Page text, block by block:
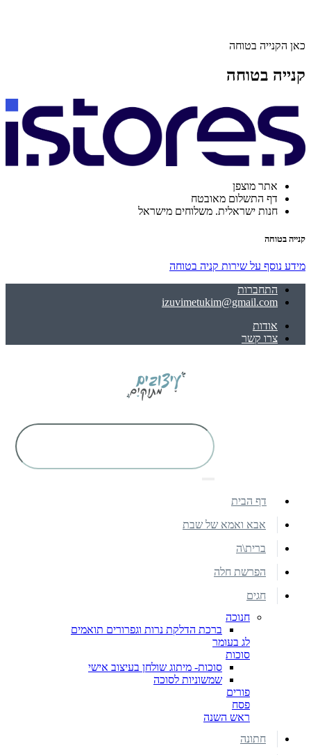
כאן הקנייה בטוחה
קנייה בטוחה
אתר מוצפן
דף התשלום מאובטח
חנות ישראלית. משלוחים מישראל
קנייה בטוחה
מידע נוסף על שירות קניה בטוחה
התחברות
izuvimetukim@gmail.com
אודות
צרו קשר
דף הבית
אבא ואמא של שבת
ברית\ה
הפרשת חלה
חגים
חנוכה
ברכת הדלקת נרות וגפרורים תואמים
לג בעומר
סוכות
סוכות- מיתוג שולחן בעיצוב אישי
שמשוניות לסוכה
פורים
פסח
ראש השנה
חתונה